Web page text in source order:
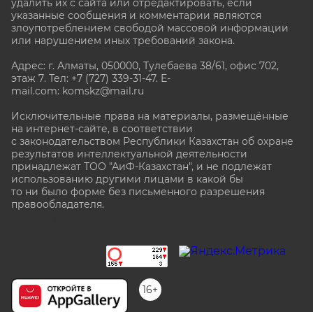
указанные сообщения и комментарии являются
злоупотреблением свободой массовой информации
или нарушением иных требований закона.
Адрес: г. Алматы, 050000, Тулебаева 38/61, офис 702,
этаж 7. Тел: +7 (727) 339-31-47. E-
mail.com: komskz@mail.ru
Исключительные права на материалы, размещённые
на интернет-сайте, в соответствии
с законодательством Республики Казахстан об охране
результатов интеллектуальной деятельности
принадлежат ТОО "АиФ-Казахстан", и не подлежат
использованию другими лицами в какой бы
то ни было форме без письменного разрешения
правообладателя.
16+